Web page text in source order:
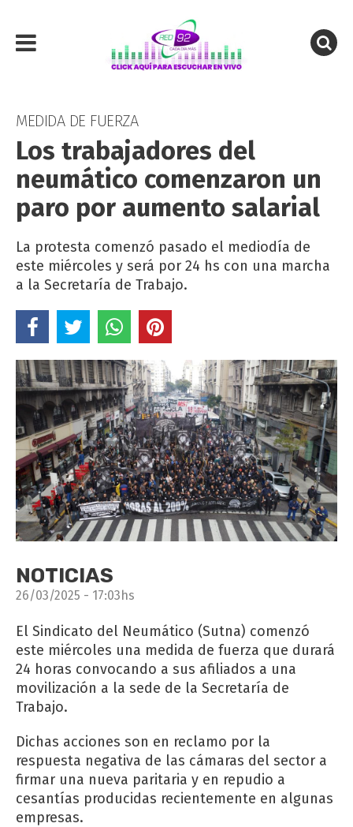
MEDIDA DE FUERZA
Los trabajadores del
neumático comenzaron un
paro por aumento salarial
La protesta comenzó pasado el mediodía de
este miércoles y será por 24 hs con una marcha
a la Secretaría de Trabajo.
NOTICIAS
26/03/2025 - 17:03hs
El Sindicato del Neumático (Sutna) comenzó
este miércoles una medida de fuerza que durará
24 horas convocando a sus afiliados a una
movilización a la sede de la Secretaría de
Trabajo.
Dichas acciones son en reclamo por la
respuesta negativa de las cámaras del sector a
firmar una nueva paritaria y en repudio a
cesantías producidas recientemente en algunas
empresas.